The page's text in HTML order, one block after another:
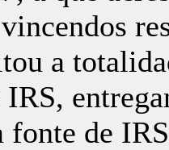
a
fonte de